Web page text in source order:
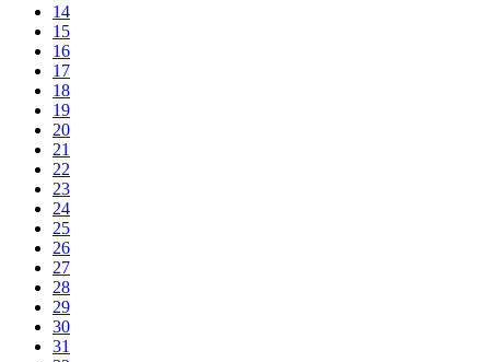
14
15
16
17
18
19
20
21
22
23
24
25
26
27
28
29
30
31